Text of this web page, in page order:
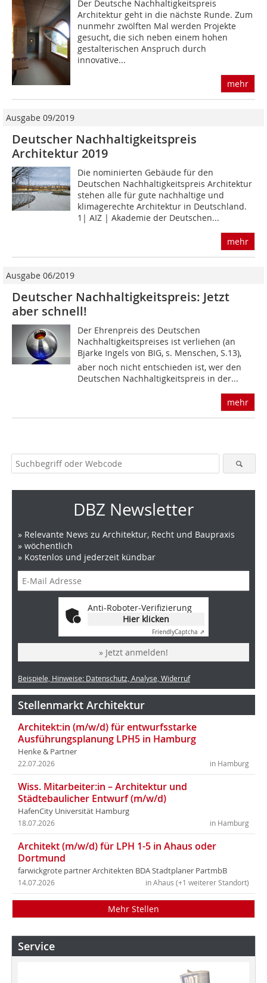
Der Deutsche Nachhaltigkeitspreis
Architektur geht in die nächste Runde. Zum
nunmehr zwölften Mal werden Projekte
gesucht, die sich neben einem hohen
gestalterischen Anspruch durch
innovative...
mehr
Ausgabe 09/2019
Deutscher Nachhaltigkeitspreis
Architektur 2019
Die nominierten Gebäude für den
Deutschen Nachhaltigkeitspreis Architektur
stehen alle für gute nachhaltige und
klimagerechte Architektur in Deutschland.
1| AIZ | Akademie der Deutschen...
mehr
Ausgabe 06/2019
Deutscher Nachhaltigkeitspreis: Jetzt
aber schnell!
Der Ehrenpreis des Deutschen
Nachhaltigkeitspreises ist verliehen (an
Bjarke Ingels von BIG, s. Menschen, S.13),
aber noch nicht entschieden ist, wer den
Deutschen Nachhaltigkeitspreis in der...
mehr
DBZ Newsletter
» Relevante News zu Architektur, Recht und Baupraxis
» wöchentlich
» Kostenlos und jederzeit kündbar
Anti-Roboter-Verifizierung
Hier klicken
FriendlyCaptcha ⇗
» Jetzt anmelden!
Beispiele, Hinweise: Datenschutz, Analyse, Widerruf
Stellenmarkt Architektur
Architekt:in (m/w/d) für entwurfsstarke
Ausführungsplanung LPH5 in Hamburg
Henke & Partner
in Hamburg
22.07.2026
Wiss. Mitarbeiter:in – Architektur und
Städtebaulicher Entwurf (m/w/d)
HafenCity Universität Hamburg
in Hamburg
18.07.2026
Architekt (m/w/d) für LPH 1-5 in Ahaus oder
Dortmund
farwickgrote partner Architekten BDA Stadtplaner PartmbB
in Ahaus (+1 weiterer Standort)
14.07.2026
Mehr Stellen
Service